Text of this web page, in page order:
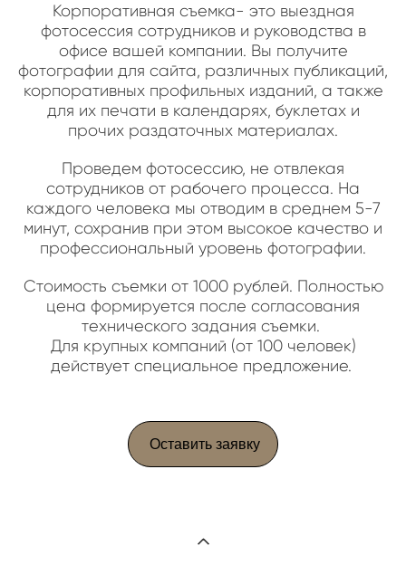
Корпоративная съемка- это выездная
фотосессия сотрудников и руководства в
офисе вашей компании. Вы получите
фотографии для сайта, различных публикаций,
корпоративных профильных изданий, а также
для их печати в календарях, буклетах и
прочих раздаточных материалах.
Проведем фотосессию, не отвлекая
сотрудников от рабочего процесса. На
каждого человека мы отводим в среднем 5-7
минут, сохранив при этом высокое качество и
профессиональный уровень фотографии.
Стоимость съемки от 1000 рублей. Полностью
цена формируется после согласования
технического задания съемки.
Для крупных компаний (от 100 человек)
действует специальное предложение.
Оставить заявку